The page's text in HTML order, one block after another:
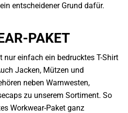
entscheidener Grund dafür.
PAKET
einfach ein bedrucktes T-Shirt
Jacken, Mützen und
neben Warnwesten,
zu unserem Sortiment. So
Workwear-Paket ganz